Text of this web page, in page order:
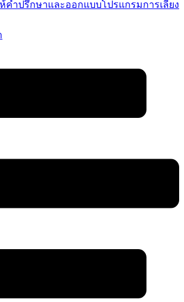
คำปรึกษาและออกแบบโปรแกรมการเลี้ยง